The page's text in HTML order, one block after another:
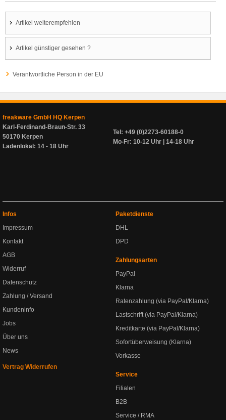
Artikel weiterempfehlen
Artikel günstiger gesehen ?
Verantwortliche Person in der EU
freakware GmbH HQ Kerpen
Karl-Ferdinand-Braun-Str. 33
50170 Kerpen
Ladenlokal: 14 - 18 Uhr
Tel: +49 (0)2273-60188-0
Mo-Fr: 10-12 Uhr | 14-18 Uhr
Infos
Impressum
Kontakt
AGB
Widerruf
Datenschutz
Zahlung / Versand
Kundeninfo
Jobs
Über uns
News
Vertrag Widerrufen
Paketdienste
DHL
DPD
Zahlungsarten
PayPal
Klarna
Ratenzahlung (via PayPal/Klarna)
Lastschrift (via PayPal/Klarna)
Kreditkarte (via PayPal/Klarna)
Sofortüberweisung (Klarna)
Vorkasse
Service
Filialen
B2B
Service / RMA